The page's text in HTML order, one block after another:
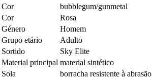
Cor
bubblegum/gunmetal
Cor
Rosa
Género
Homem
Grupo etário
Adulto
Sortido
Sky Elite
Material principal material sintético
Sola
borracha resistente à abrasão